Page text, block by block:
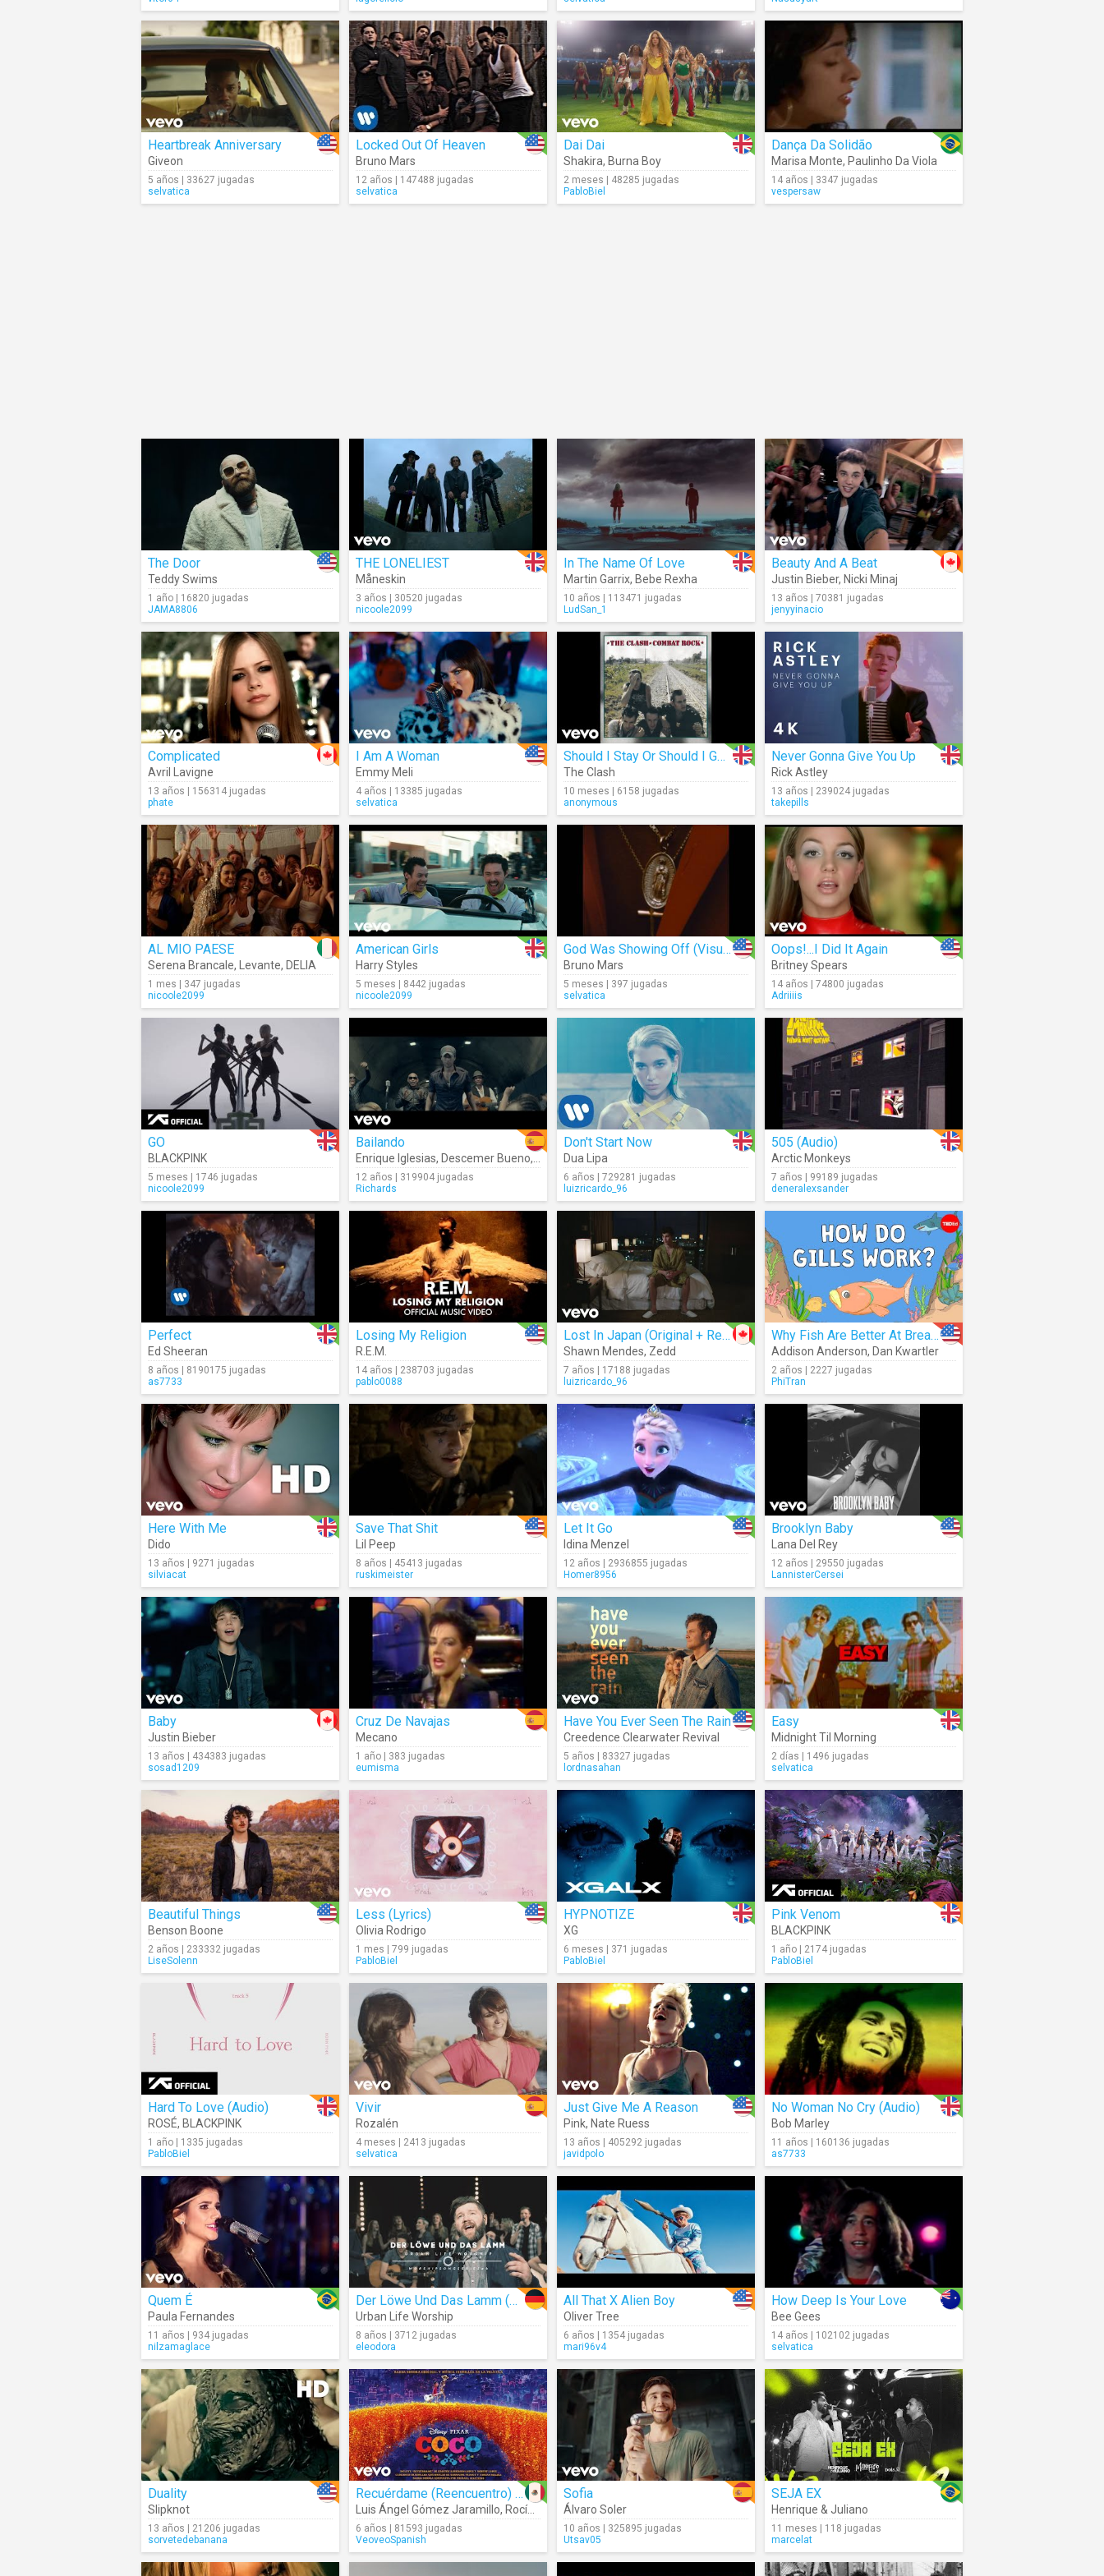
Heartbreak Anniversary
Giveon
5 años | 33627 jugadas
selvatica
Locked Out Of Heaven
Bruno Mars
12 años | 147488 jugadas
selvatica
Dai Dai
Shakira, Burna Boy
2 meses | 48285 jugadas
PabloBiel
Dança Da Solidão
Marisa Monte, Paulinho Da Viola
14 años | 3347 jugadas
vespersaw
The Door
Teddy Swims
1 año | 16820 jugadas
JAMA8806
THE LONELIEST
Måneskin
3 años | 30520 jugadas
nicoole2099
In The Name Of Love
Martin Garrix, Bebe Rexha
10 años | 113471 jugadas
LudSan_1
Beauty And A Beat
Justin Bieber, Nicki Minaj
13 años | 70381 jugadas
jenyyinacio
Complicated
Avril Lavigne
13 años | 156314 jugadas
phate
I Am A Woman
Emmy Meli
4 años | 13385 jugadas
selvatica
Should I Stay Or Should I Go (Audio)
The Clash
10 meses | 6158 jugadas
anonymous
Never Gonna Give You Up
Rick Astley
13 años | 239024 jugadas
takepills
AL MIO PAESE
Serena Brancale, Levante, DELIA
1 mes | 347 jugadas
nicoole2099
American Girls
Harry Styles
5 meses | 8442 jugadas
nicoole2099
God Was Showing Off (Visualizer)
Bruno Mars
5 meses | 397 jugadas
selvatica
Oops!...I Did It Again
Britney Spears
14 años | 74800 jugadas
Adriiiis
GO
BLACKPINK
5 meses | 1746 jugadas
nicoole2099
Bailando
Enrique Iglesias, Descemer Bueno, Gente De Zona
12 años | 319904 jugadas
Richards
Don't Start Now
Dua Lipa
6 años | 729281 jugadas
luizricardo_96
505 (Audio)
Arctic Monkeys
7 años | 99189 jugadas
deneralexsander
Perfect
Ed Sheeran
8 años | 8190175 jugadas
as7733
Losing My Religion
R.E.M.
14 años | 238703 jugadas
pablo0088
Lost In Japan (Original + Remix)
Shawn Mendes, Zedd
7 años | 17188 jugadas
luizricardo_96
Why Fish Are Better At Breathing Than You Are
Addison Anderson, Dan Kwartler
2 años | 2227 jugadas
PhiTran
Here With Me
Dido
13 años | 9271 jugadas
silviacat
Save That Shit
Lil Peep
8 años | 45413 jugadas
ruskimeister
Let It Go
Idina Menzel
12 años | 2936855 jugadas
Homer8956
Brooklyn Baby
Lana Del Rey
12 años | 29550 jugadas
LannisterCersei
Baby
Justin Bieber
13 años | 434383 jugadas
sosad1209
Cruz De Navajas
Mecano
1 año | 383 jugadas
eumisma
Have You Ever Seen The Rain
Creedence Clearwater Revival
5 años | 83327 jugadas
lordnasahan
Easy
Midnight Til Morning
2 días | 1496 jugadas
selvatica
Beautiful Things
Benson Boone
2 años | 233332 jugadas
LiseSolenn
Less (Lyrics)
Olivia Rodrigo
1 mes | 799 jugadas
PabloBiel
HYPNOTIZE
XG
6 meses | 371 jugadas
PabloBiel
Pink Venom
BLACKPINK
1 año | 2174 jugadas
PabloBiel
Hard To Love (Audio)
ROSÉ, BLACKPINK
1 año | 1335 jugadas
PabloBiel
Vivir
Rozalén
4 meses | 2413 jugadas
selvatica
Just Give Me A Reason
Pink, Nate Ruess
13 años | 405292 jugadas
javidpolo
No Woman No Cry (Audio)
Bob Marley
11 años | 160136 jugadas
as7733
Quem É
Paula Fernandes
11 años | 934 jugadas
nilzamaglace
Der Löwe Und Das Lamm (Cover)
Urban Life Worship
8 años | 3712 jugadas
eleodora
All That X Alien Boy
Oliver Tree
6 años | 1354 jugadas
mari96v4
How Deep Is Your Love
Bee Gees
14 años | 102102 jugadas
selvatica
Duality
Slipknot
13 años | 21206 jugadas
sorvetedebanana
Recuérdame (Reencuentro) (Audio)
Luis Ángel Gómez Jaramillo, Rocío Garcel
6 años | 81593 jugadas
VeoveoSpanish
Sofia
Álvaro Soler
10 años | 325895 jugadas
Utsav05
SEJA EX
Henrique & Juliano
11 meses | 118 jugadas
marcelat